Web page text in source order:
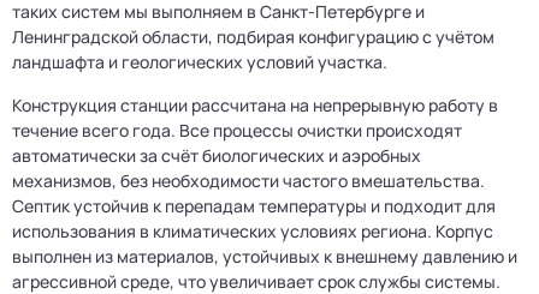
таких систем мы выполняем в Санкт-Петербурге и
Ленинградской области, подбирая конфигурацию с учётом
ландшафта и геологических условий участка.
Конструкция станции рассчитана на непрерывную работу в
течение всего года. Все процессы очистки происходят
автоматически за счёт биологических и аэробных
механизмов, без необходимости частого вмешательства.
Септик устойчив к перепадам температуры и подходит для
использования в климатических условиях региона. Корпус
выполнен из материалов, устойчивых к внешнему давлению и
агрессивной среде, что увеличивает срок службы системы.